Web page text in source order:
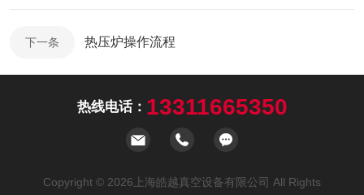
下一条 热压炉操作流程
热线电话： 13311665350
Copyright © 2026上海皓越真空设备有限公司 All Rights